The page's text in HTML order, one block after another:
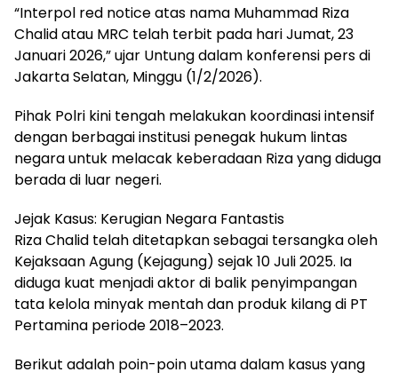
“Interpol red notice atas nama Muhammad Riza
Chalid atau MRC telah terbit pada hari Jumat, 23
Januari 2026,” ujar Untung dalam konferensi pers di
Jakarta Selatan, Minggu (1/2/2026).
Pihak Polri kini tengah melakukan koordinasi intensif
dengan berbagai institusi penegak hukum lintas
negara untuk melacak keberadaan Riza yang diduga
berada di luar negeri.
Jejak Kasus: Kerugian Negara Fantastis
Riza Chalid telah ditetapkan sebagai tersangka oleh
Kejaksaan Agung (Kejagung) sejak 10 Juli 2025. Ia
diduga kuat menjadi aktor di balik penyimpangan
tata kelola minyak mentah dan produk kilang di PT
Pertamina periode 2018–2023.
Berikut adalah poin-poin utama dalam kasus yang